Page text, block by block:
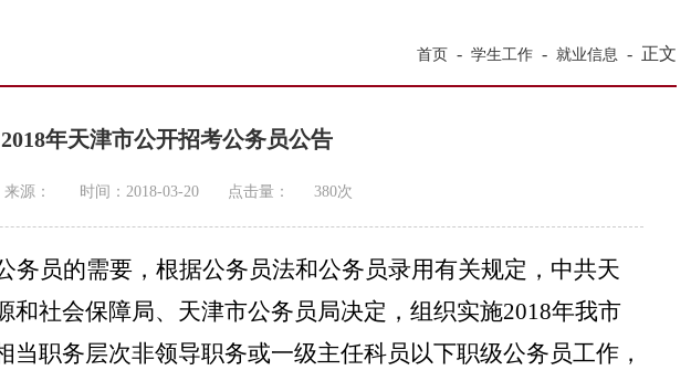
首页 - 学生工作 - 就业信息 - 正文
2018年天津市公开招考公务员公告
来源： 时间：2018-03-20 点击量： 380次
务员的需要，根据公务员法和公务员录用有关规定，中共天
和社会保障局、天津市公务员局决定，组织实施2018年我市
当职务层次非领导职务或一级主任科员以下职级公务员工作，